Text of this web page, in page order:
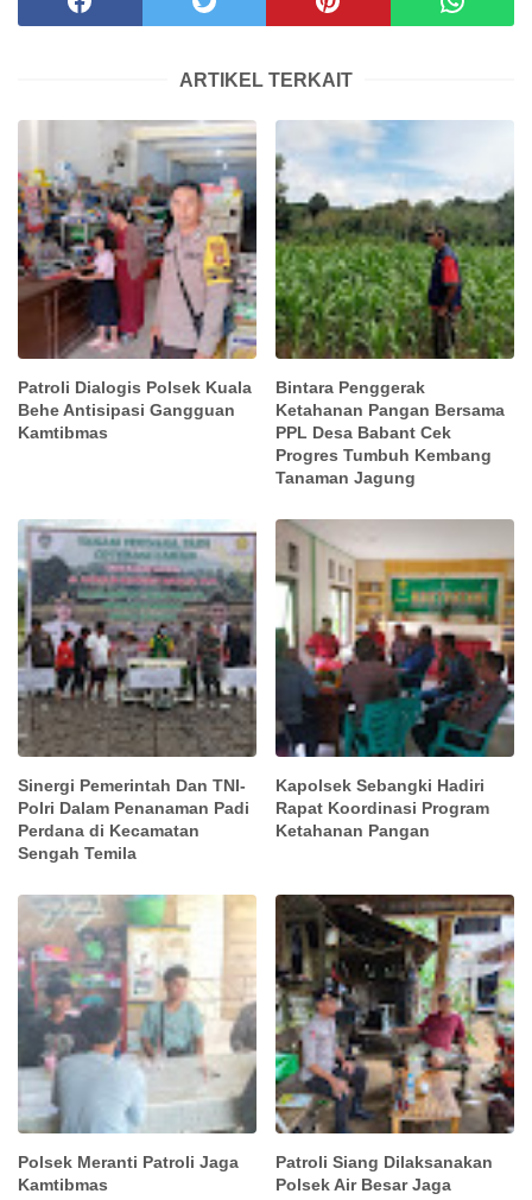
ARTIKEL TERKAIT
Patroli Dialogis Polsek Kuala
Behe Antisipasi Gangguan
Kamtibmas
Bintara Penggerak
Ketahanan Pangan Bersama
PPL Desa Babant Cek
Progres Tumbuh Kembang
Tanaman Jagung
Sinergi Pemerintah Dan TNI-
Polri Dalam Penanaman Padi
Perdana di Kecamatan
Sengah Temila
Kapolsek Sebangki Hadiri
Rapat Koordinasi Program
Ketahanan Pangan
Polsek Meranti Patroli Jaga
Kamtibmas
Patroli Siang Dilaksanakan
Polsek Air Besar Jaga